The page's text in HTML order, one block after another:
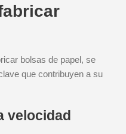
bolsas de papel, se
que contribuyen a su
velocidad